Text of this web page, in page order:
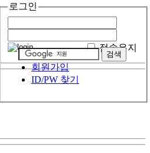
로그인
접속유지
회원가입
ID/PW 찾기